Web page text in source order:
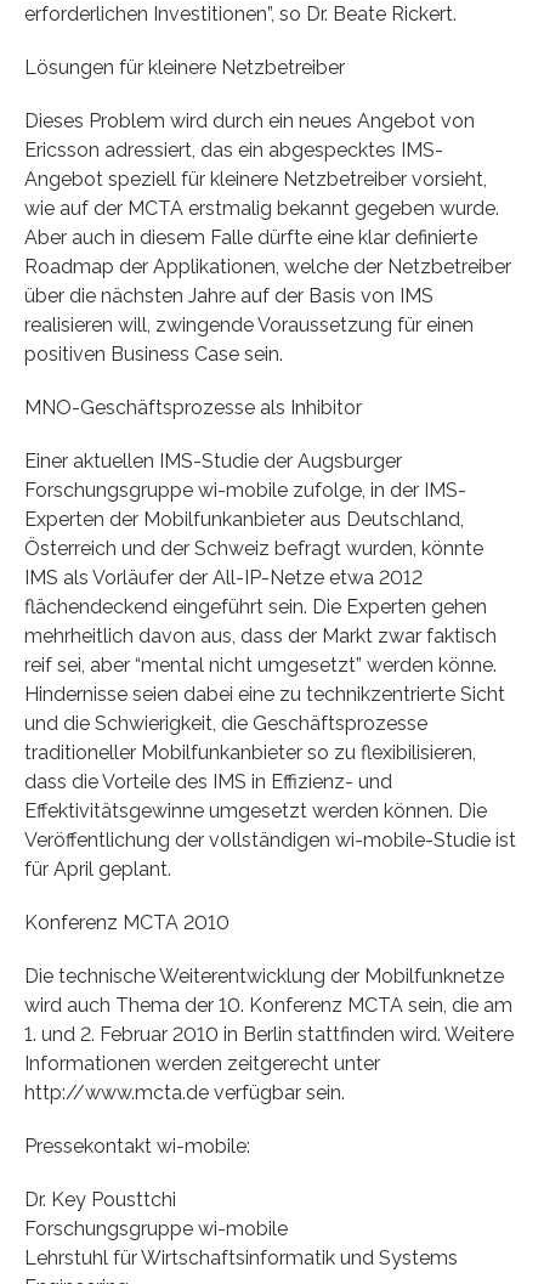
erforderlichen Investitionen”, so Dr. Beate Rickert.
Lösungen für kleinere Netzbetreiber
Dieses Problem wird durch ein neues Angebot von
Ericsson adressiert, das ein abgespecktes IMS-
Angebot speziell für kleinere Netzbetreiber vorsieht,
wie auf der MCTA erstmalig bekannt gegeben wurde.
Aber auch in diesem Falle dürfte eine klar definierte
Roadmap der Applikationen, welche der Netzbetreiber
über die nächsten Jahre auf der Basis von IMS
realisieren will, zwingende Voraussetzung für einen
positiven Business Case sein.
MNO-Geschäftsprozesse als Inhibitor
Einer aktuellen IMS-Studie der Augsburger
Forschungsgruppe wi-mobile zufolge, in der IMS-
Experten der Mobilfunkanbieter aus Deutschland,
Österreich und der Schweiz befragt wurden, könnte
IMS als Vorläufer der All-IP-Netze etwa 2012
flächendeckend eingeführt sein. Die Experten gehen
mehrheitlich davon aus, dass der Markt zwar faktisch
reif sei, aber “mental nicht umgesetzt” werden könne.
Hindernisse seien dabei eine zu technikzentrierte Sicht
und die Schwierigkeit, die Geschäftsprozesse
traditioneller Mobilfunkanbieter so zu flexibilisieren,
dass die Vorteile des IMS in Effizienz- und
Effektivitätsgewinne umgesetzt werden können. Die
Veröffentlichung der vollständigen wi-mobile-Studie ist
für April geplant.
Konferenz MCTA 2010
Die technische Weiterentwicklung der Mobilfunknetze
wird auch Thema der 10. Konferenz MCTA sein, die am
1. und 2. Februar 2010 in Berlin stattfinden wird. Weitere
Informationen werden zeitgerecht unter
http://www.mcta.de verfügbar sein.
Pressekontakt wi-mobile:
Dr. Key Pousttchi
Forschungsgruppe wi-mobile
Lehrstuhl für Wirtschaftsinformatik und Systems